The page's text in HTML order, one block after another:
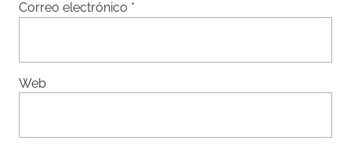
Correo electrónico *
Web